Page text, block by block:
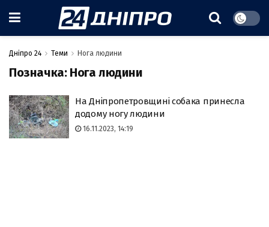
Дніпро 24 Теми Нога людини
Позначка: Нога людини
На Дніпропетровщині собака принесла
додому ногу людини
16.11.2023, 14:19